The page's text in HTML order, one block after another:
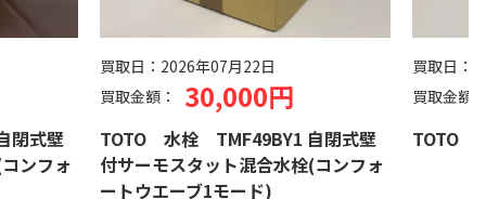
閉式壁
ンフォ
買取日： 2026年07月22日
買取金額：
30,000円
TOTO 水栓 TMF49BY1 自閉式壁
付サーモスタット混合水栓(コンフォ
ートウエーブ1モード)
買取日：
買取金額
TOTO